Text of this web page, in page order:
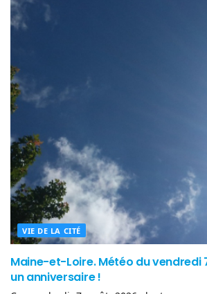
VIE DE LA CITÉ
Maine-et-Loire. Météo du vendredi
un anniversaire !